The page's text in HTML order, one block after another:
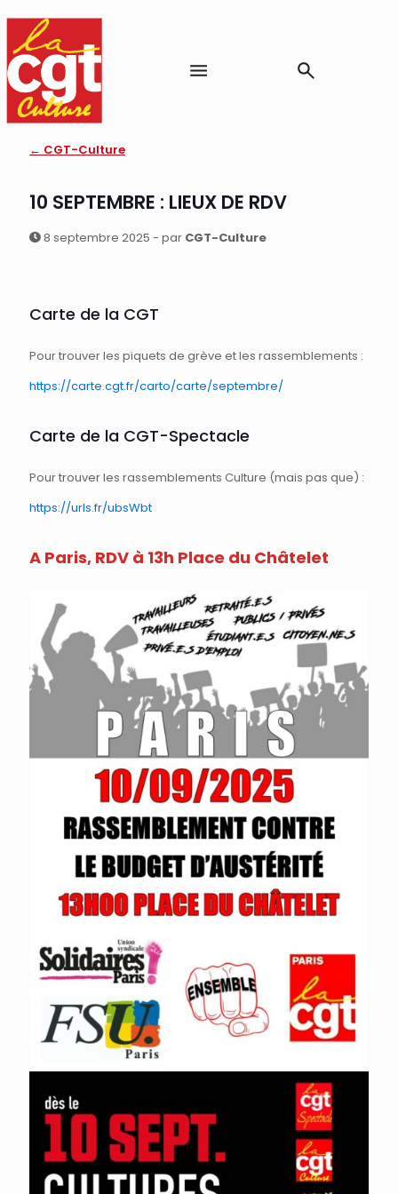
← CGT-Culture
10 SEPTEMBRE : LIEUX DE RDV
8 septembre 2025 - par CGT-Culture
Carte de la CGT
Pour trouver les piquets de grève et les rassemblements :
https://carte.cgt.fr/carto/carte/septembre/
Carte de la CGT-Spectacle
Pour trouver les rassemblements Culture (mais pas que) :
https://urls.fr/ubsWbt
A Paris, RDV à 13h Place du Châtelet